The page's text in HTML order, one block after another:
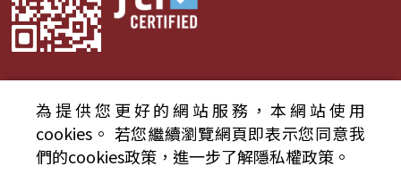
© 2024財團法人中央廣播電臺 版權所有
資通安全政策聲明
服務條款 隱私權條款
為提供您更好的網站服務，本網站使用
cookies。 若您繼續瀏覽網頁即表示您同意我
們的cookies政策，進一步了解隱私權政策。